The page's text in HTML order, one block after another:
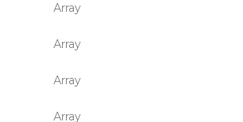
Array
Array
Array
Array